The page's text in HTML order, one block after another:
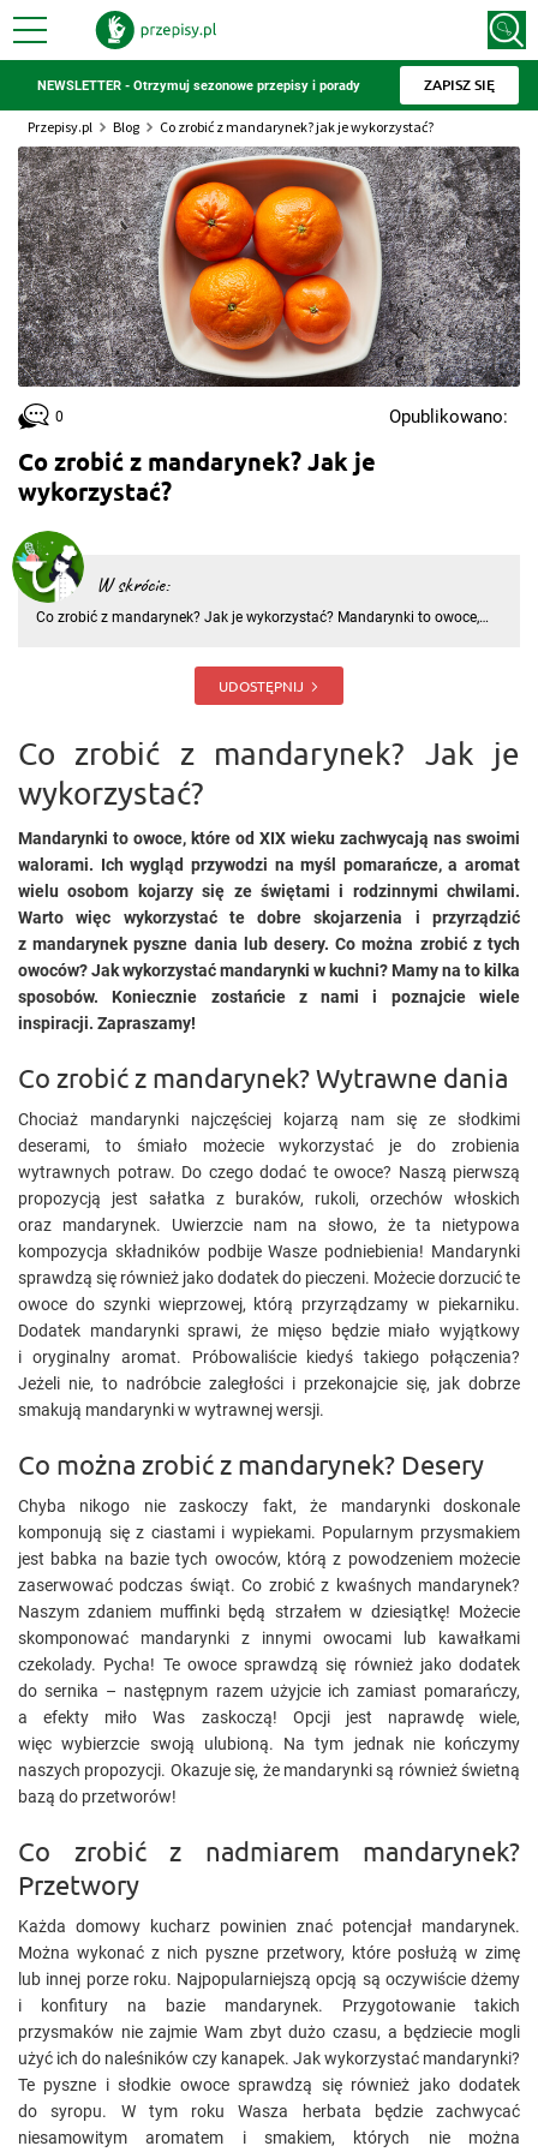
NEWSLETTER - Otrzymuj sezonowe przepisy i porady ZAPISZ SIĘ
Przepisy.pl Blog Co zrobić z mandarynek? jak je wykorzystać?
Co zrobić z mandarynek? Jak je
wykorzystać?
W skrócie:
Co zrobić z mandarynek? Jak je wykorzystać? Mandarynki to owoce,
świętami i rodzinnymi chwilami. Warto więc wykorzystać te do
UDOSTĘPNIJ
0 Opublikowano:
Co zrobić z mandarynek? Jak je
wykorzystać?
Mandarynki to owoce, które od XIX wieku zachwycają nas swoimi
walorami. Ich wygląd przywodzi na myśl pomarańcze, a aromat
wielu osobom kojarzy się ze świętami i rodzinnymi chwilami.
Warto więc wykorzystać te dobre skojarzenia i przyrządzić
z mandarynek pyszne dania lub desery. Co można zrobić z tych
owoców? Jak wykorzystać mandarynki w kuchni? Mamy na to kilka
sposobów. Koniecznie zostańcie z nami i poznajcie wiele
inspiracji. Zapraszamy!
Co zrobić z mandarynek? Wytrawne dania
Chociaż mandarynki najczęściej kojarzą nam się ze słodkimi
deserami, to śmiało możecie wykorzystać je do zrobienia
wytrawnych potraw. Do czego dodać te owoce? Naszą pierwszą
propozycją jest sałatka z buraków, rukoli, orzechów włoskich
oraz mandarynek. Uwierzcie nam na słowo, że ta nietypowa
kompozycja składników podbije Wasze podniebienia! Mandarynki
sprawdzą się również jako dodatek do pieczeni. Możecie dorzucić te
owoce do szynki wieprzowej, którą przyrządzamy w piekarniku.
Dodatek mandarynki sprawi, że mięso będzie miało wyjątkowy
i oryginalny aromat. Próbowaliście kiedyś takiego połączenia?
Jeżeli nie, to nadróbcie zaległości i przekonajcie się, jak dobrze
smakują mandarynki w wytrawnej wersji.
Co można zrobić z mandarynek? Desery
Chyba nikogo nie zaskoczy fakt, że mandarynki doskonale
komponują się z ciastami i wypiekami. Popularnym przysmakiem
jest babka na bazie tych owoców, którą z powodzeniem możecie
zaserwować podczas świąt. Co zrobić z kwaśnych mandarynek?
Naszym zdaniem muffinki będą strzałem w dziesiątkę! Możecie
skomponować mandarynki z innymi owocami lub kawałkami
czekolady. Pycha! Te owoce sprawdzą się również jako dodatek
do sernika – następnym razem użyjcie ich zamiast pomarańczy,
a efekty miło Was zaskoczą! Opcji jest naprawdę wiele,
więc wybierzcie swoją ulubioną. Na tym jednak nie kończymy
naszych propozycji. Okazuje się, że mandarynki są również świetną
bazą do przetworów!
Co zrobić z nadmiarem mandarynek?
Przetwory
Każda domowy kucharz powinien znać potencjał mandarynek.
Można wykonać z nich pyszne przetwory, które posłużą w zimę
lub innej porze roku. Najpopularniejszą opcją są oczywiście dżemy
i konfitury na bazie mandarynek. Przygotowanie takich
przysmaków nie zajmie Wam zbyt dużo czasu, a będziecie mogli
użyć ich do naleśników czy kanapek. Jak wykorzystać mandarynki?
Te pyszne i słodkie owoce sprawdzą się również jako dodatek
do syropu. W tym roku Wasza herbata będzie zachwycać
niesamowitym aromatem i smakiem, których nie można